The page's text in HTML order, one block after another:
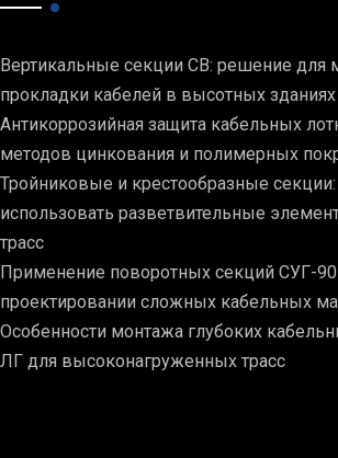
Вертикальные секции СВ: решение для
прокладки кабелей в высотных зданиях
Антикоррозийная защита кабельных
методов цинкования и полимерных
Тройниковые и крестообразные секции:
использовать разветвительные
трасс
Применение поворотных секций СУГ-
проектировании сложных кабельных
Особенности монтажа глубоких
ЛГ для высоконагруженных трасс